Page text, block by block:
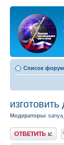
Список
Модераторы:
Ответить